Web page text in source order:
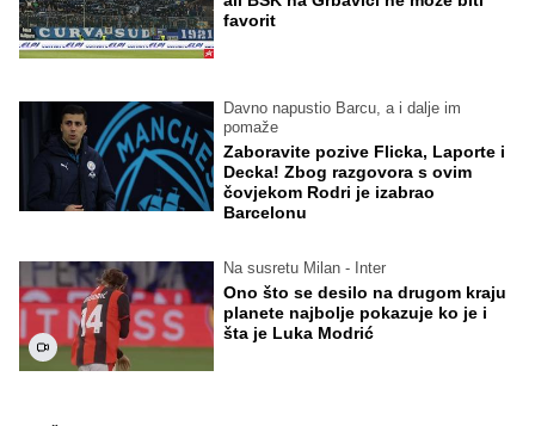
favorit
Davno napustio Barcu, a i dalje im
pomaže
Zaboravite pozive Flicka, Laporte i
Decka! Zbog razgovora s ovim
čovjekom Rodri je izabrao
Barcelonu
Na susretu Milan - Inter
Ono što se desilo na drugom kraju
planete najbolje pokazuje ko je i
šta je Luka Modrić